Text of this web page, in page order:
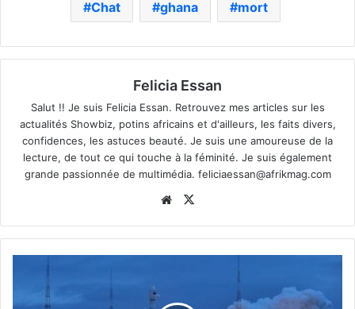
Chat ghana mort
Felicia Essan
Salut !! Je suis Felicia Essan. Retrouvez mes articles sur les
actualités Showbiz, potins africains et d'ailleurs, les faits divers,
confidences, les astuces beauté. Je suis une amoureuse de la
lecture, de tout ce qui touche à la féminité. Je suis également
grande passionnée de multimédia. feliciaessan@afrikmag.com
Website